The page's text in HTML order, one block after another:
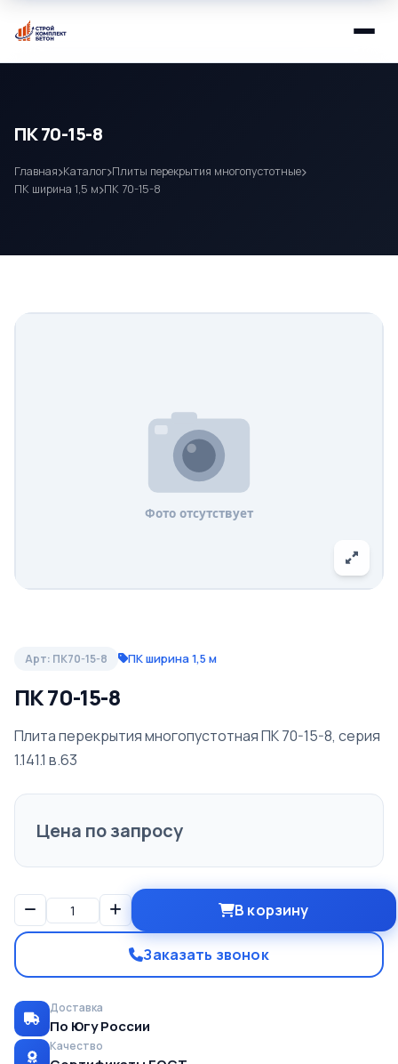
ПК 70-15-8
Главная Каталог Плиты перекрытия многопустотные
ПК ширина 1,5 м ПК 70-15-8
Арт: ПК70-15-8 ПК ширина 1,5 м
ПК 70-15-8
Плита перекрытия многопустотная ПК 70-15-8, серия
1.141.1 в.63
Цена по запросу
В корзину
Заказать звонок
Доставка
По Югу России
Качество